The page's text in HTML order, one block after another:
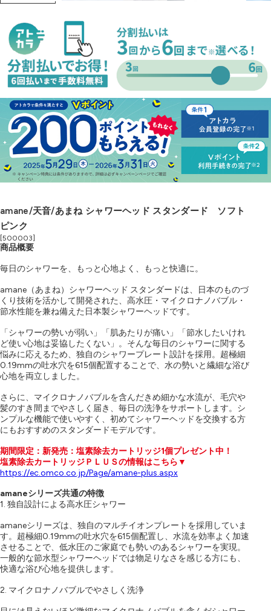
amane/天音/あまね シャワーヘッド スタンダード ソフト
ピンク
[500003]
商品概要
毎日のシャワーを、もっと心地よく、もっと快適に。
amane（あまね）シャワーヘッド スタンダードは、日本のものづ
くり技術を活かして開発された、高水圧・マイクロナノバブル・
節水性能を兼ね備えた日本製シャワーヘッドです。
「シャワーの勢いが弱い」「肌あたりが痛い」「節水したいけれ
ど使い心地は妥協したくない」。そんな毎日のシャワーに関する
悩みに応えるため、独自のシャワープレート設計を採用。超極細
0.19mmの吐水穴を615個配置することで、水の勢いと繊細な浴び
心地を両立しました。
さらに、マイクロナノバブルを含んだきめ細かな水流が、毛穴や
髪のすき間までやさしく届き、毎日の洗浄をサポートします。シ
ンプルな機能で使いやすく、初めてシャワーヘッドを交換する方
にもおすすめのスタンダードモデルです。
期間限定：新発売：塩素除去カートリッジ1個プレゼント中！
塩素除去カートリッジＰＬＵＳの情報はこちら▼
https://ec.omco.co.jp/Page/amane-plus.aspx
amaneシリーズ共通の特徴
1. 独自設計による高水圧シャワー
amaneシリーズは、独自のマルチイオンプレートを採用していま
す。超極細0.19mmの吐水穴を615個配置し、水流を効率よく加速
させることで、低水圧のご家庭でも勢いのあるシャワーを実現。
一般的な節水型シャワーヘッドでは物足りなさを感じる方にも、
快適な浴び心地を提供します。
2. マイクロナノバブルでやさしく洗浄